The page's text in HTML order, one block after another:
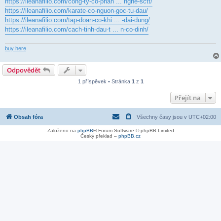
https://ileanafilio.com/karate-co-nguon-goc-tu-dau/
https://ileanafilio.com/tap-doan-co-khi ... -dai-dung/
https://ileanafilio.com/cach-tinh-dau-t ... n-co-dinh/
buy here
Odpovědět
1 příspěvek • Stránka 1 z 1
Přejít na
Obsah fóra Všechny časy jsou v UTC+02:00
Založeno na phpBB® Forum Software © phpBB Limited
Český překlad – phpBB.cz